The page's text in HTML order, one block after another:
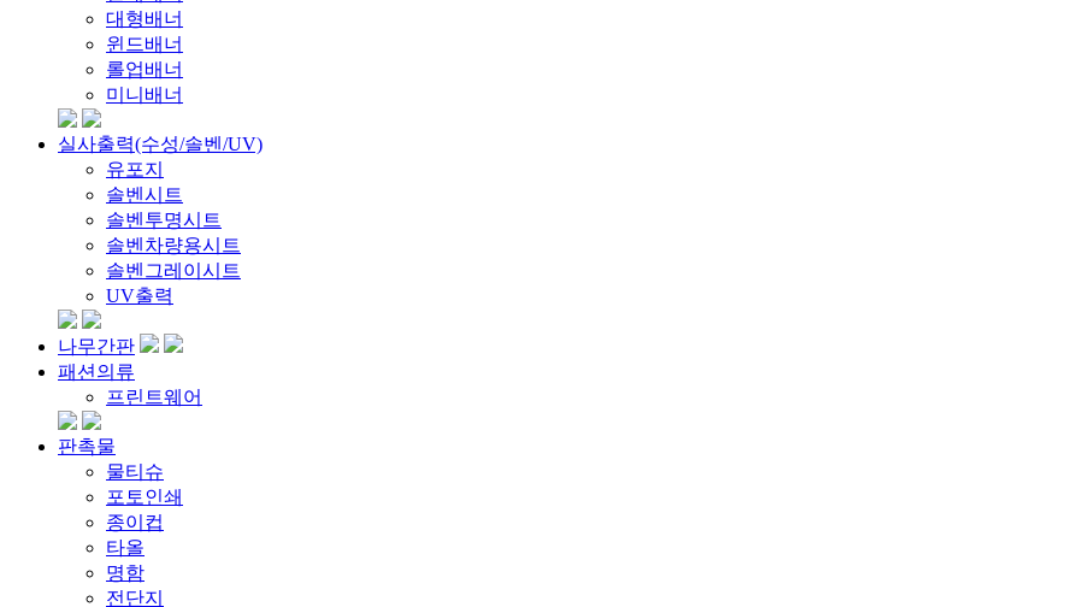
대형배너
윈드배너
롤업배너
미니배너
실사출력(수성/솔벤/UV)
유포지
솔벤시트
솔벤투명시트
솔벤차량용시트
솔벤그레이시트
UV출력
나무간판
패션의류
프린트웨어
판촉물
물티슈
포토인쇄
종이컵
타올
명함
전단지